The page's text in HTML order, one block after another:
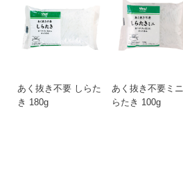
あく抜き不要 しらた
き 180g
あく抜き不要ミ
らたき 100g